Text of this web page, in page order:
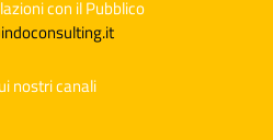
con il Pubblico
nostri canali